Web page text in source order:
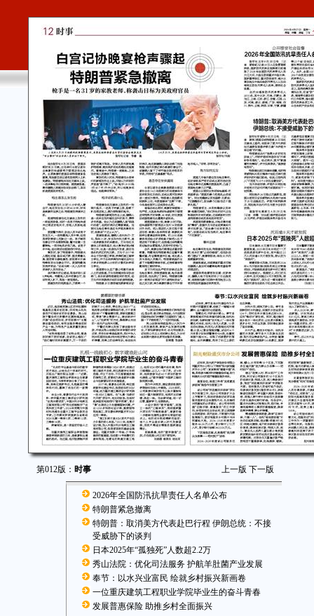
第012版： 时事 上一版 下一版
2026年全国防汛抗旱责任人名单公布
特朗普紧急撤离
特朗普：取消美方代表赴巴行程 伊朗总统：不接
受威胁下的谈判
日本2025年“孤独死”人数超2.2万
秀山法院：优化司法服务 护航羊肚菌产业发展
奉节：以水兴业富民 绘就乡村振兴新画卷
一位重庆建筑工程职业学院毕业生的奋斗青春
发展普惠保险 助推乡村全面振兴